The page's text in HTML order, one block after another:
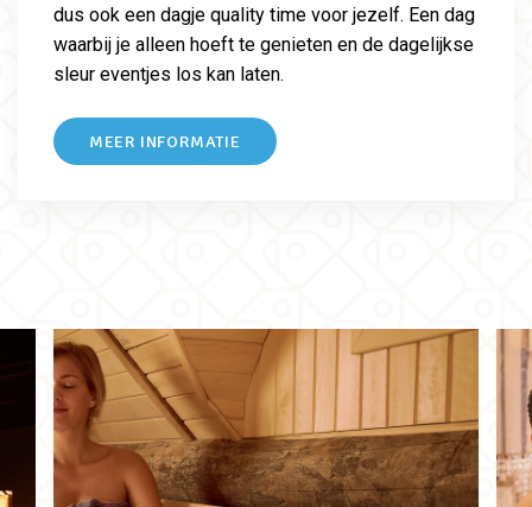
dus ook een dagje quality time voor jezelf. Een dag
waarbij je alleen hoeft te genieten en de dagelijkse
sleur eventjes los kan laten.
MEER INFORMATIE